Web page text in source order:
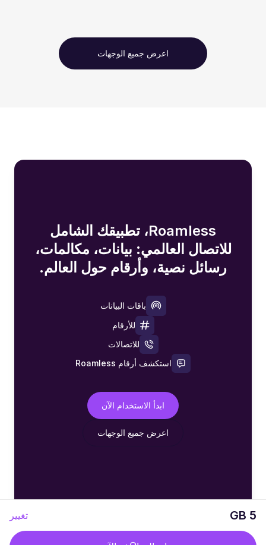
5 GB تغيير
اعرض جميع الوجهات
Roamless، تطبيقك الشامل
للاتصال العالمي: بيانات، مكالمات،
رسائل نصية، وأرقام حول العالم.
باقات البيانات
للأرقام
للاتصالات
استكشف أرقام Roamless
ابدأ الاستخدام الآن
اعرض جميع الوجهات